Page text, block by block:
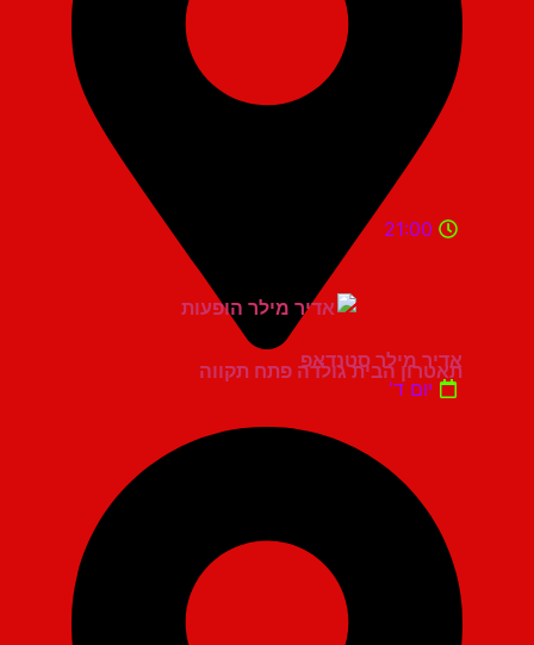
תאטרון הבית גולדה פתח תקווה
21:00
אדיר מילר סטנדאפ
יום ד'